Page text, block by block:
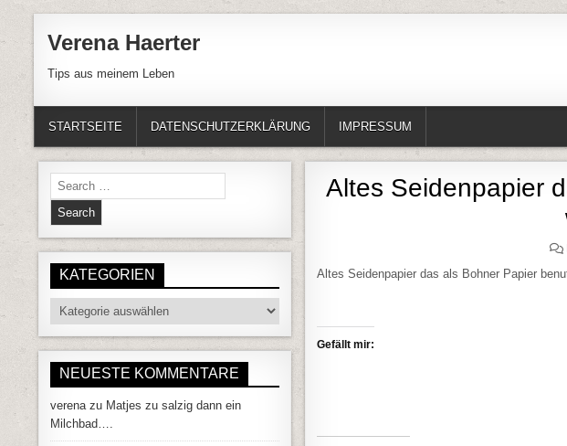
Verena Haerter
Tips aus meinem Leben
STARTSEITE DATENSCHUTZERKLÄRUNG IMPRESSUM
Altes Seidenpapier
Altes Seidenpapier das als Bohner Papier
Gefällt mir:
Search for:
KATEGORIEN
Kategorien
NEUESTE KOMMENTARE
verenazu Matjes zu salzig dann ein
Milchbad….